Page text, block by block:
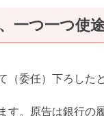
一つ一つ使途
（委任）下ろした
す。原告は銀行の